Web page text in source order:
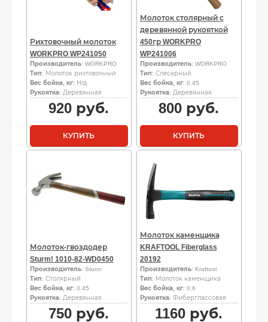
Рихтовочный молоток
WORKPRO WP241050
Производитель: WORKPRO
Тип: Молоток рихтовочный
Вес бойка, кг: Н/д
Рукоятка: Деревянная
920 руб.
КУПИТЬ
Молоток столярный с
деревянной рукояткой
450гр WORKPRO
WP241006
Производитель: WORKPRO
Тип: Слесарный
Вес бойка, кг: 0.45
Рукоятка: Деревянная
800 руб.
КУПИТЬ
Молоток-гвоздодер
Sturm! 1010-82-WD0450
Производитель: Sturm
Тип: Столярный
Вес бойка, кг: 0.45
Рукоятка: Деревянная
750 руб.
Молоток каменщика
KRAFTOOL Fiberglass
20192
Производитель: Kraftool
Тип: Молоток каменщика
Вес бойка, кг: 0.6
Рукоятка: Фиберглассовая
1160 руб.